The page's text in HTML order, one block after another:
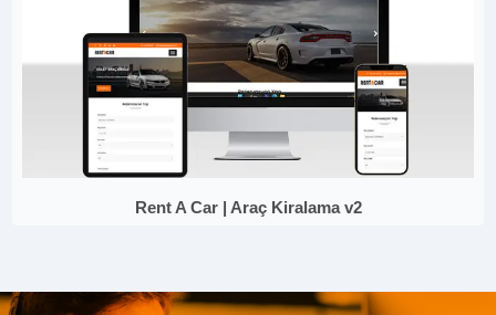
Rent A Car | Araç Kiralama v2